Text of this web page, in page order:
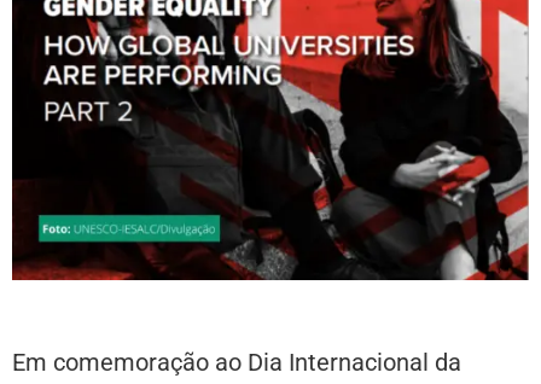
Em comemoração ao Dia Internacional da